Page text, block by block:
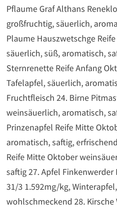
Pflaume Graf Althans
großfruchtig, säuerlich,
Plaume Hauszwetschge
säuerlich, süß, aromatisch,
Sternrenette Reife Anfang
Tafelapfel, säuerlich,
Fruchtfleisch 24. Birne
weinsäuerlich, aromatisch,
Prinzenapfel Reife Mitte
aromatisch, saftig,
Reife Mitte Oktober
saftig 27. Apfel
31/3 1.592mg/kg,
wohlschmeckend 28. Kirsche